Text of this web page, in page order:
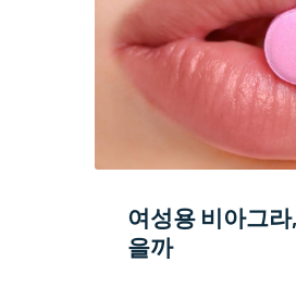
여성용 비아그
을까